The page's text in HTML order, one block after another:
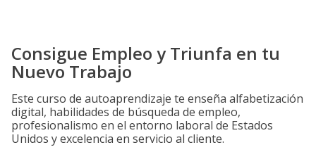
Consigue Empleo y Triunfa en tu
Nuevo Trabajo
Este curso de autoaprendizaje te enseña alfabetización
digital, habilidades de búsqueda de empleo,
profesionalismo en el entorno laboral de Estados
Unidos y excelencia en servicio al cliente.